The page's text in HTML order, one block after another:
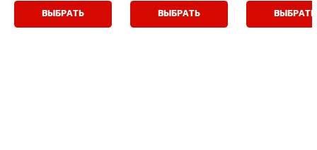
ВЫБРАТЬ ВЫБРАТЬ ВЫБРАТЬ